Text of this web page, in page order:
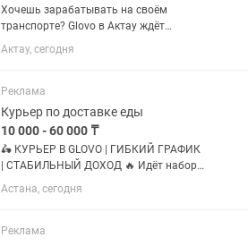
Хочешь зарабатывать на своём
транспорте? Glovo в Актау ждёт
курьеров на авто и мото. Условия: —
Гибкий график — работаешь через
000–40 000 тг в день — Чек одного...
Актау, сегодня
Реклама
Курьер по доставке еды
10 000 - 60 000 ₸
🛵 КУРЬЕР В GLOVO | ГИБКИЙ ГРАФИК
| СТАБИЛЬНЫЙ ДОХОД 🔥 Идёт набор
курьеров в команду Glovo! Нам
требуются: 🏍 Курьеры на мотоцикле
курьеры 🚲 Велокурьеры ⚡️ Курьеры
Астана, сегодня
Реклама